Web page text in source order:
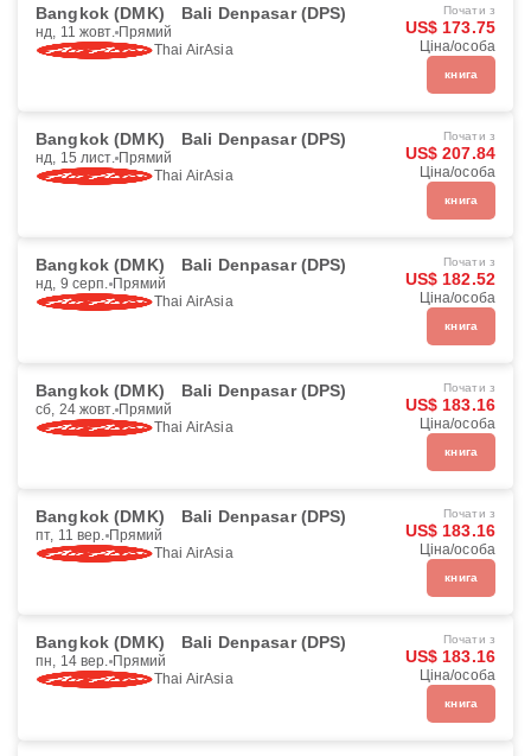
Bangkok (DMK) Bali Denpasar (DPS)
нд, 11 жовт. Прямий
Thai AirAsia
Почати з
US$ 173.75
Ціна/особа
книга
Bangkok (DMK) Bali Denpasar (DPS)
нд, 15 лист. Прямий
Thai AirAsia
Почати з
US$ 207.84
Ціна/особа
книга
Bangkok (DMK) Bali Denpasar (DPS)
нд, 9 серп. Прямий
Thai AirAsia
Почати з
US$ 182.52
Ціна/особа
книга
Bangkok (DMK) Bali Denpasar (DPS)
сб, 24 жовт. Прямий
Thai AirAsia
Почати з
US$ 183.16
Ціна/особа
книга
Bangkok (DMK) Bali Denpasar (DPS)
пт, 11 вер. Прямий
Thai AirAsia
Почати з
US$ 183.16
Ціна/особа
книга
Bangkok (DMK) Bali Denpasar (DPS)
пн, 14 вер. Прямий
Thai AirAsia
Почати з
US$ 183.16
Ціна/особа
книга